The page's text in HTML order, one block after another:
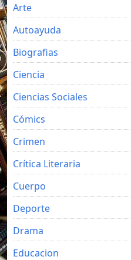
Arte
Autoayuda
Biografias
Ciencia
Ciencias Sociales
Cómics
Crimen
Crítica Literaria
Cuerpo
Deporte
Drama
Educacion